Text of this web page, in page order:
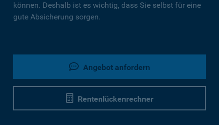
können. Deshalb ist es wichtig, dass Sie selbst für eine
gute Absicherung sorgen.
Angebot anfordern
Rentenlückenrechner